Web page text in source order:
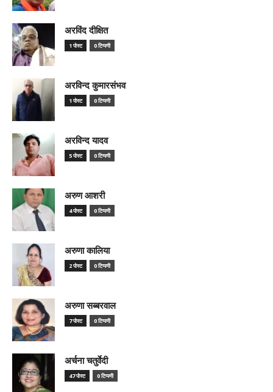
अरविंद दीक्षित
1 पोस्ट 0 टिप्पणी
अरविन्द कुमारसंभव
1 पोस्ट 0 टिप्पणी
अरविन्द यादव
5 पोस्ट 0 टिप्पणी
अरुण आशरी
4 पोस्ट 0 टिप्पणी
अरुणा कालिया
2 पोस्ट 0 टिप्पणी
अरुणा सब्बरवाल
7 पोस्ट 0 टिप्पणी
अर्चना चतुर्वेदी
47 पोस्ट 0 टिप्पणी